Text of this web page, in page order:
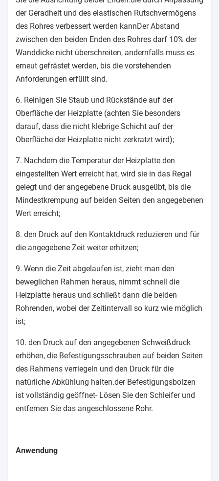
der Geradheit und des elastischen Rutschvermögens
des Rohres verbessert werden kannDer Abstand
zwischen den beiden Enden des Rohres darf 10% der
Wanddicke nicht überschreiten, andernfalls muss es
erneut gefrästet werden, bis die vorstehenden
Anforderungen erfüllt sind.
6. Reinigen Sie Staub und Rückstände auf der
Oberfläche der Heizplatte (achten Sie besonders
darauf, dass die nicht klebrige Schicht auf der
Oberfläche der Heizplatte nicht zerkratzt wird);
7. Nachdem die Temperatur der Heizplatte den
eingestellten Wert erreicht hat, wird sie in das Regal
gelegt und der angegebene Druck ausgeübt, bis die
Mindestkrempung auf beiden Seiten den angegebenen
Wert erreicht;
8. den Druck auf den Kontaktdruck reduzieren und für
die angegebene Zeit weiter erhitzen;
9. Wenn die Zeit abgelaufen ist, zieht man den
beweglichen Rahmen heraus, nimmt schnell die
Heizplatte heraus und schließt dann die beiden
Rohrenden, wobei der Zeitintervall so kurz wie möglich
ist;
10. den Druck auf den angegebenen Schweißdruck
erhöhen, die Befestigungsschrauben auf beiden Seiten
des Rahmens verriegeln und den Druck für die
natürliche Abkühlung halten.der Befestigungsbolzen
ist vollständig geöffnet- Lösen Sie den Schleifer und
entfernen Sie das angeschlossene Rohr.
Anwendung